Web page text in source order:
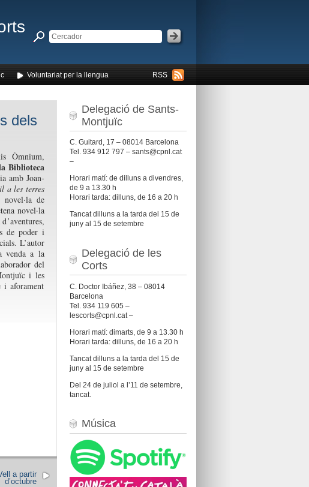
RSS
Voluntariat per la llengua
dels
Òmnium,
Biblioteca
amb Joan-
a les terres
de
novel·la
de poder i
L’autor
venda a la
del
i les
aforament
a partir
d’octubre
Delegació de Sants-
Montjuïc
C. Guitard, 17 – 08014 Barcelona
Tel. 934 912 797 – sants@cpnl.cat
–
Horari matí: de dilluns a divendres,
de 9 a 13.30 h
Horari tarda: dilluns, de 16 a 20 h
Tancat dilluns a la tarda del 15 de
juny al 15 de setembre
Delegació de les
Corts
C. Doctor Ibáñez, 38 – 08014
Barcelona
Tel. 934 119 605 –
lescorts@cpnl.cat –
Horari matí: dimarts, de 9 a 13.30 h
Horari tarda: dilluns, de 16 a 20 h
Tancat dilluns a la tarda del 15 de
juny al 15 de setembre
Del 24 de juliol a l’11 de setembre,
tancat.
Música